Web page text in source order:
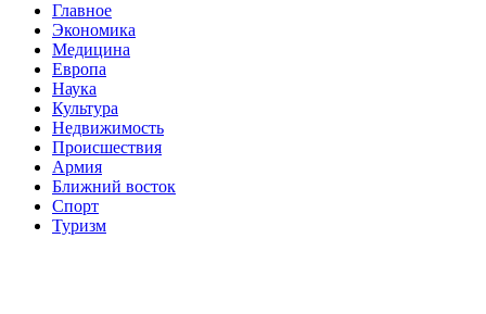
Главное
Экономика
Медицина
Европа
Наука
Культура
Недвижимость
Происшествия
Армия
Ближний восток
Спорт
Туризм